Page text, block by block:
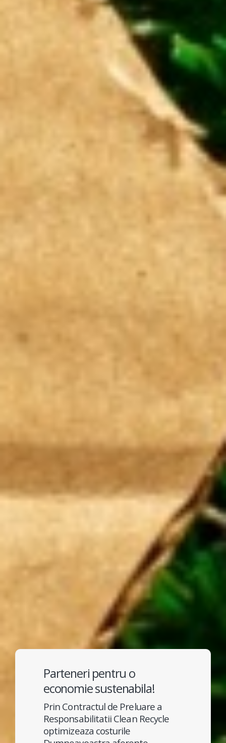
Parteneri pentru o
economie sustenabila!
Prin Contractul de Preluare a
Responsabilitatii Clean Recycle
optimizeaza costurile